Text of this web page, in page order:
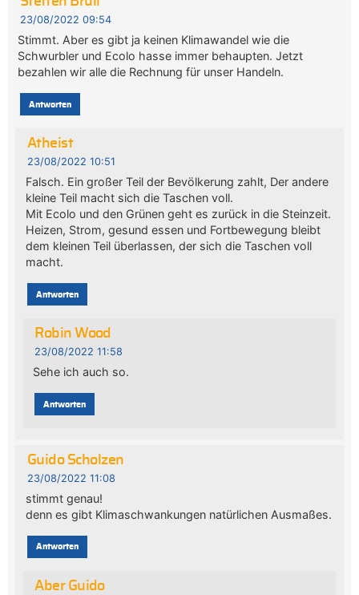
23/08/2022 09:54
Stimmt. Aber es gibt ja keinen Klimawandel wie die
Schwurbler und Ecolo hasse immer behaupten. Jetzt
bezahlen wir alle die Rechnung für unser Handeln.
Antworten
Atheist
23/08/2022 10:51
Falsch. Ein großer Teil der Bevölkerung zahlt, Der andere
kleine Teil macht sich die Taschen voll.
Mit Ecolo und den Grünen geht es zurück in die Steinzeit.
Heizen, Strom, gesund essen und Fortbewegung bleibt
dem kleinen Teil überlassen, der sich die Taschen voll
macht.
Antworten
Robin Wood
23/08/2022 11:58
Sehe ich auch so.
Antworten
Guido Scholzen
23/08/2022 11:08
stimmt genau!
denn es gibt Klimaschwankungen natürlichen Ausmaßes.
Antworten
Aber Guido